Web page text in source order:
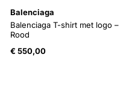
Balenciaga
Balenciaga T-shirt met logo –
Rood
€ 550,00